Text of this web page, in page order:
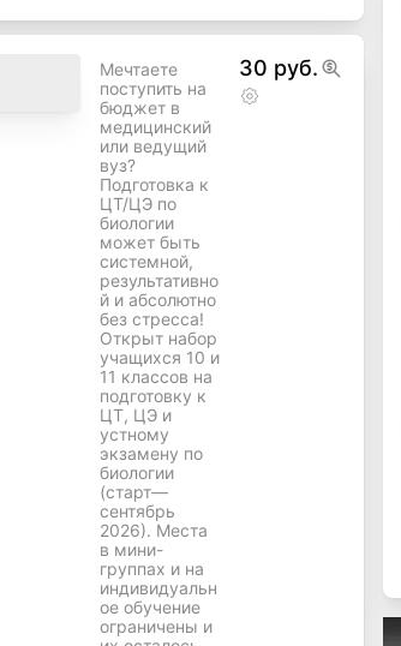
Мечтаете
поступить на
бюджет в
медицинский
или ведущий
вуз?
Подготовка к
ЦТ/ЦЭ по
биологии
может быть
системной,
результативно
й и абсолютно
без стресса!
Открыт набор
учащихся 10 и
11 классов на
подготовку к
ЦТ, ЦЭ и
устному
экзамену по
биологии
(старт—
сентябрь
2026). Места
в мини-
группах и на
индивидуальн
ое обучение
ограничены и
30 руб.